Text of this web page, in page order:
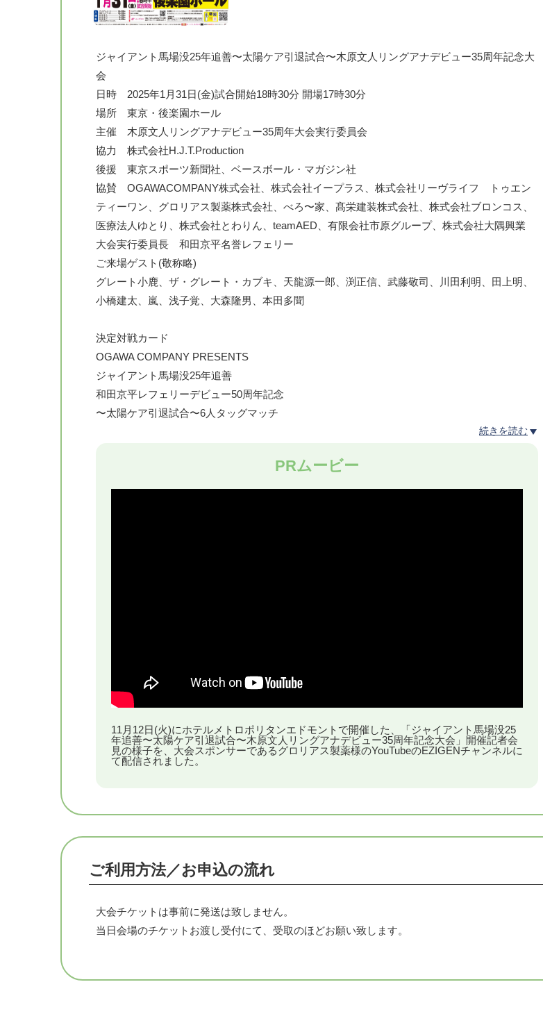
ジャイアント馬場没25年追善〜太陽ケア引退試合〜木原文人リングアナデビュー35周年記念大
会
日時 2025年1月31日(金)試合開始18時30分 開場17時30分
場所 東京・後楽園ホール
主催 木原文人リングアナデビュー35周年大会実行委員会
協力 株式会社H.J.T.Production
後援 東京スポーツ新聞社、ベースボール・マガジン社
協賛 OGAWACOMPANY株式会社、株式会社イープラス、株式会社リーヴライフ トゥエン
ティーワン、グロリアス製薬株式会社、べろ〜家、髙栄建装株式会社、株式会社ブロンコス、
医療法人ゆとり、株式会社とわりん、teamAED、有限会社市原グループ、株式会社大隅興業
大会実行委員長 和田京平名誉レフェリー
ご来場ゲスト(敬称略)
グレート小鹿、ザ・グレート・カブキ、天龍源一郎、渕正信、武藤敬司、川田利明、田上明、
小橋建太、嵐、浅子覚、大森隆男、本田多聞
決定対戦カード
OGAWA COMPANY PRESENTS
ジャイアント馬場没25年追善
和田京平レフェリーデビュー50周年記念
〜太陽ケア引退試合〜6人タッグマッチ
秋山準(DDTプロレスリング)、丸藤正道(プロレスリング・ノア)、小島聡(新日本プロレス)
黒潮TOKYOジャパン、立花誠吾
ザ・リーヴPRESENTS LIMIT BREAK 8人タッグマッチ
モハメドヨネ(プロレスリング・ノア)、小峠篤司(プロレスリング・ノア)、大原はじめ(プロレ
スリング・ノア)、大和田侑(プロレスリング・ノア)
市原グループ PRESENTS タッグマッチ
土井成樹、佐藤光留(パンクラスMISSION)
近藤修司、“brother”YASSHI(ダブプロレス、KOBEメリケンプロレス)
続きを読む
PRムービー
11月12日(火)にホテルメトロポリタンエドモントで開催した、「ジャイアント馬場没25
年追善〜太陽ケア引退試合〜木原文人リングアナデビュー35周年記念大会」開催記者会
見の様子を、大会スポンサーであるグロリアス製薬様のYouTubeのEZIGENチャンネルに
て配信されました。
ご利用方法／お申込の流れ
大会チケットは事前に発送は致しません。
当日会場のチケットお渡し受付にて、受取のほどお願い致します。